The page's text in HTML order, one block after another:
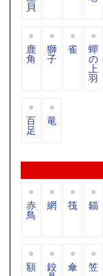
貝
鹿
角
獅
子
雀 蟬
の
上
羽
百
足
竜
赤
鳥
網 筏 錨
額 鉸 傘 笠